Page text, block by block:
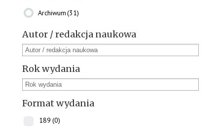
Archiwum(31)
Autor / redakcja naukowa
Rok wydania
Format wydania
189 (0)